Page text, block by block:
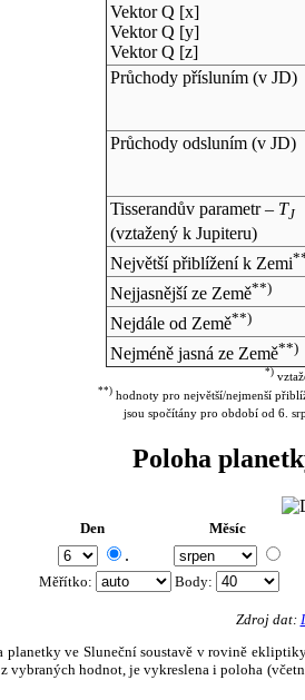
Vektor Q [x]
Vektor Q [y]
Vektor Q [z]
Průchody přísluním (v JD)
Průchody odsluním (v JD)
Tisserandův parametr – TJ
(vztažený k Jupiteru)
Největší přiblížení k Zemi
Nejjasnější ze Země**)
Nejdále od Země**)
Nejméně jasná ze Země**)
*)
**) hodnoty pro největší/nejmenší
jsou spočítány pro období od 6.
Poloha
Den Měsíc
.
Měřítko: Body:
Zdroj dat:
planetky ve Sluneční soustavě v rovině
hodnot, je vykreslena i poloha